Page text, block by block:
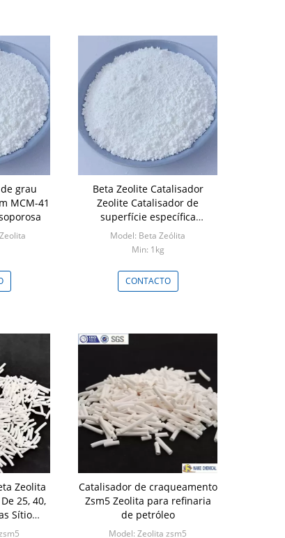
grau
MCM-41
Beta Zeolite Catalisador
Zeolite Catalisador de
superfície específica
Catalisador
Model: Beta Zeólita
Min: 1kg
CONTACTO
Zeolita
25, 40,
Sítio
Catalisador de craqueamento
Zsm5 Zeolita para refinaria
de petróleo
Model: Zeolita zsm5